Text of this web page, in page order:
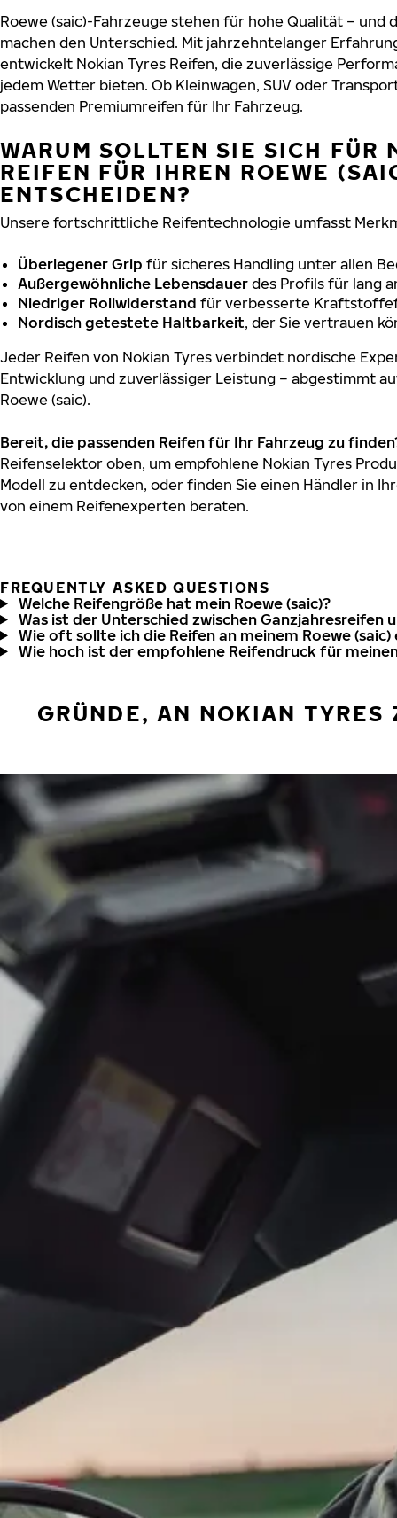
Roewe (saic)-Fahrzeuge stehen für hohe Qualität – und
machen den Unterschied. Mit jahrzehntelanger
entwickelt Nokian Tyres Reifen, die zuverlässige
jedem Wetter bieten. Ob Kleinwagen, SUV oder
passenden Premiumreifen für Ihr Fahrzeug.
WARUM SOLLTEN SIE SICH FÜR
REIFEN FÜR IHREN ROEWE
ENTSCHEIDEN?
Unsere fortschrittliche Reifentechnologie umfasst
Überlegener Grip für sicheres Handling unter allen
Außergewöhnliche Lebensdauer des Profils für lang
Niedriger Rollwiderstand für verbesserte
Nordisch getestete Haltbarkeit, der Sie vertrauen
Jeder Reifen von Nokian Tyres verbindet nordische
Entwicklung und zuverlässiger Leistung – abgestimmt
Roewe (saic).
Bereit, die passenden Reifen für Ihr Fahrzeug zu
Reifenselektor oben, um empfohlene Nokian Tyres
Modell zu entdecken, oder finden Sie einen Händler in
von einem Reifenexperten beraten.
FREQUENTLY ASKED QUESTIONS
Welche Reifengröße hat mein Roewe (saic)?
Was ist der Unterschied zwischen Ganzjahresreifen
Wie oft sollte ich die Reifen an meinem Roewe (saic)
Wie hoch ist der empfohlene Reifendruck für
GRÜNDE, AN NOKIAN TYRES